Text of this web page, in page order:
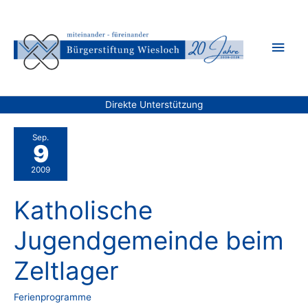
springen
Direkte Unterstützung
Sep.
9
2009
Katholische
Jugendgemeinde beim
Zeltlager
Ferienprogramme